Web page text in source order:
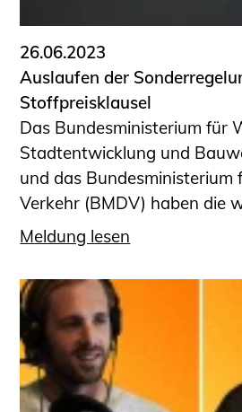
26.06.2023
Auslaufen der
Stoffpreisklausel
Das Bundesministerium für
Stadtentwicklung und
und das Bundesministerium
Verkehr (BMDV) haben die
Meldung lesen